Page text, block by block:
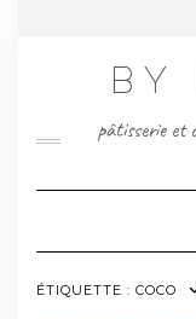
BY
pâtisserie et
ÉTIQUETTE : COCO